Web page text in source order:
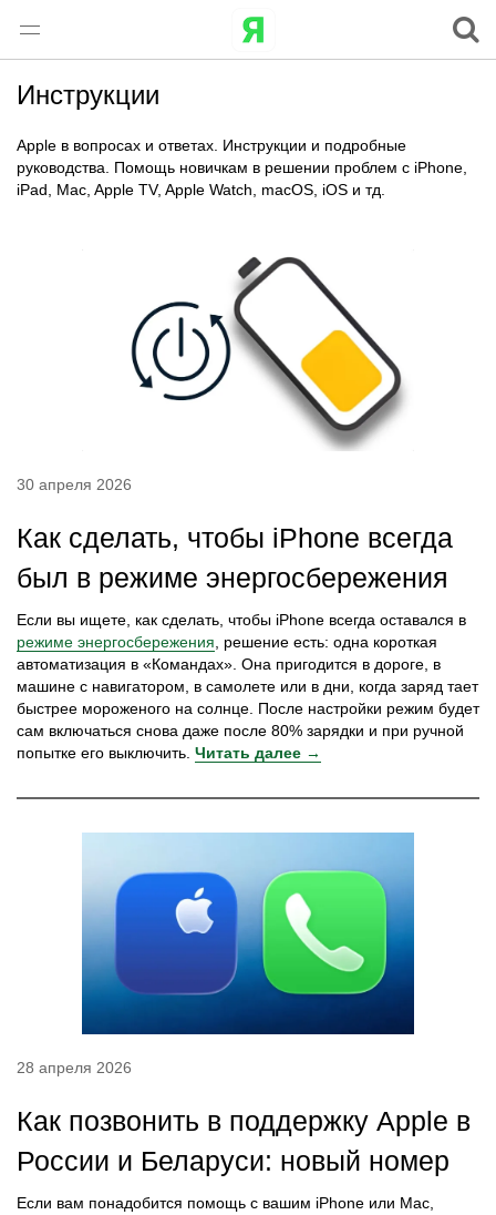
Инструкции
Apple в вопросах и ответах. Инструкции и подробные
руководства. Помощь новичкам в решении проблем с iPhone,
iPad, Mac, Apple TV, Apple Watch, macOS, iOS и тд.
30 апреля 2026
Как сделать, чтобы iPhone всегда
был в режиме энергосбережения
Если вы ищете, как сделать, чтобы iPhone всегда оставался в
режиме энергосбережения , решение есть: одна короткая
автоматизация в «Командах». Она пригодится в дороге, в
машине с навигатором, в самолете или в дни, когда заряд тает
быстрее мороженого на солнце. После настройки режим будет
сам включаться снова даже после 80% зарядки и при ручной
попытке его выключить. Читать далее →
28 апреля 2026
Как позвонить в поддержку Apple в
России и Беларуси: новый номер
Если вам понадобится помощь с вашим iPhone или Mac,